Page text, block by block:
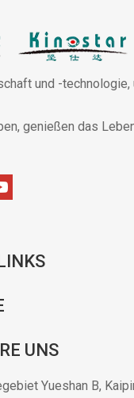
und -technologie,
genießen das
UNS
Yueshan B,